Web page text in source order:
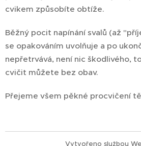
cvikem způsobíte obtíže.
Běžný pocit napínání svalů (až
se opakováním uvolňuje a po
nepřetrvává, není nic škodlivého,
cvičit můžete bez obav.
Přejeme všem pěkné procvičení
Vytvořeno službou